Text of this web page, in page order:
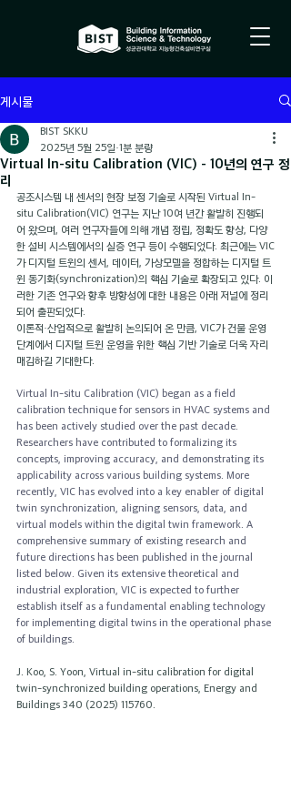
게시물
Virtual In-situ Calibration (VIC) - 10년의 연구 정
리
BIST SKKU
2025년 5월 25일 1분 분량
공조시스템 내 센서의 현장 보정 기술로 시작된 Virtual In-
situ Calibration(VIC) 연구는 지난 10여 년간 활발히 진행되
어 왔으며, 여러 연구자들에 의해 개념 정립, 정확도 향상, 다양
한 설비 시스템에서의 실증 연구 등이 수행되었다. 최근에는 VIC
가 디지털 트윈의 센서, 데이터, 가상모델을 정합하는 디지털 트
윈 동기화(synchronization)의 핵심 기술로 확장되고 있다. 이
러한 기존 연구와 향후 방향성에 대한 내용은 아래 저널에 정리
되어 출판되었다.
이론적·산업적으로 활발히 논의되어 온 만큼, VIC가 건물 운영
단계에서 디지털 트윈 운영을 위한 핵심 기반 기술로 더욱 자리
매김하길 기대한다.
Virtual In-situ Calibration (VIC) began as a field
calibration technique for sensors in HVAC systems and
has been actively studied over the past decade.
Researchers have contributed to formalizing its
concepts, improving accuracy, and demonstrating its
applicability across various building systems. More
recently, VIC has evolved into a key enabler of digital
twin synchronization, aligning sensors, data, and
virtual models within the digital twin framework. A
comprehensive summary of existing research and
future directions has been published in the journal
listed below. Given its extensive theoretical and
industrial exploration, VIC is expected to further
establish itself as a fundamental enabling technology
for implementing digital twins in the operational phase
of buildings.
J. Koo, S. Yoon, Virtual in-situ calibration for digital
twin-synchronized building operations, Energy and
Buildings 340 (2025) 115760.